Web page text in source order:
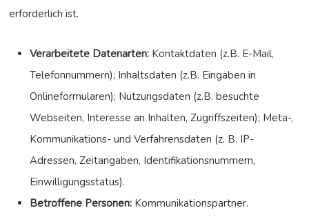
erforderlich ist.
Verarbeitete Datenarten: Kontaktdaten (z.B. E-Mail,
Telefonnummern); Inhaltsdaten (z.B. Eingaben in
Onlineformularen); Nutzungsdaten (z.B. besuchte
Webseiten, Interesse an Inhalten, Zugriffszeiten); Meta-,
Kommunikations- und Verfahrensdaten (z. B. IP-
Adressen, Zeitangaben, Identifikationsnummern,
Einwilligungsstatus).
Betroffene Personen: Kommunikationspartner.